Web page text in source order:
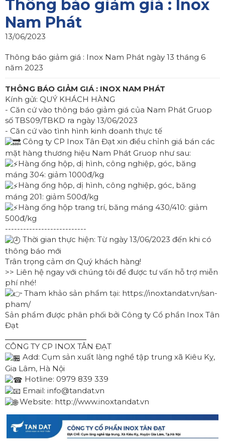
Thông báo giảm giá : Inox
Nam Phát
13/06/2023
Thông báo giảm giá : Inox Nam Phát ngày 13 tháng 6
năm 2023
THÔNG BÁO GIẢM GIÁ : INOX NAM PHÁT
Kính gửi: QUÝ KHÁCH HÀNG
- Căn cứ vào thông báo giảm giá của Nam Phát Gruop
số TBS09/TBKD ra ngày 13/06/2023
- Căn cứ vào tình hình kinh doanh thực tế
Công ty CP Inox Tân Đạt xin điều chỉnh giá bán các
mặt hàng thương hiệu Nam Phát Gruop như sau:
Hàng ống hộp, dị hình, công nghiệp, góc, băng
máng 304: giảm 1000đ/kg
Hàng ống hộp, dị hình, công nghiệp, góc, băng
máng 201: giảm 500đ/kg
Hàng ống hộp trang trí, băng máng 430/410: giảm
500đ/kg
---------------------------
Thời gian thực hiện: Từ ngày 13/06/2023 đến khi có
thông báo mới
Trân trọng cảm ơn Quý khách hàng!
>> Liên hệ ngay với chúng tôi để được tư vấn hỗ trợ miễn
phí nhé!
Tham khảo sản phẩm tại: https://inoxtandat.vn/san-
pham/
Sản phẩm được phân phối bởi Công ty Cổ phần Inox Tân
Đạt
CÔNG TY CP INOX TÂN ĐẠT
Add: Cụm sản xuất làng nghề tập trung xã Kiêu Kỵ,
Gia Lâm, Hà Nội
Hotline: 0979 839 339
Email: info@tandat.vn
Website: http://www.inoxtandat.vn